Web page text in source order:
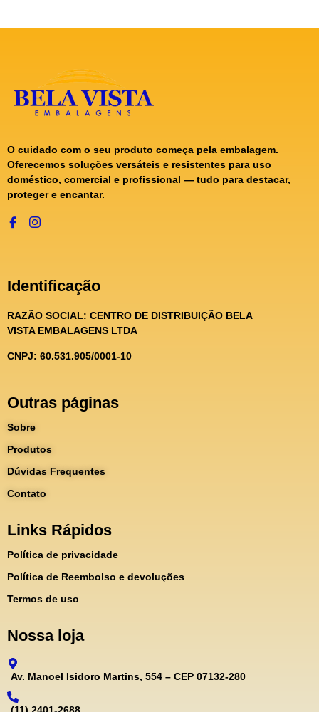
O cuidado com o seu produto começa pela embalagem.
Oferecemos soluções versáteis e resistentes para uso
doméstico, comercial e profissional — tudo para destacar,
proteger e encantar.
Identificação
RAZÃO SOCIAL: CENTRO DE DISTRIBUIÇÃO BELA
VISTA EMBALAGENS LTDA
CNPJ: 60.531.905/0001-10
Outras páginas
Sobre
Produtos
Dúvidas Frequentes
Contato
Links Rápidos
Política de privacidade
Política de Reembolso e devoluções
Termos de uso
Nossa loja
Av. Manoel Isidoro Martins, 554 – CEP 07132-280